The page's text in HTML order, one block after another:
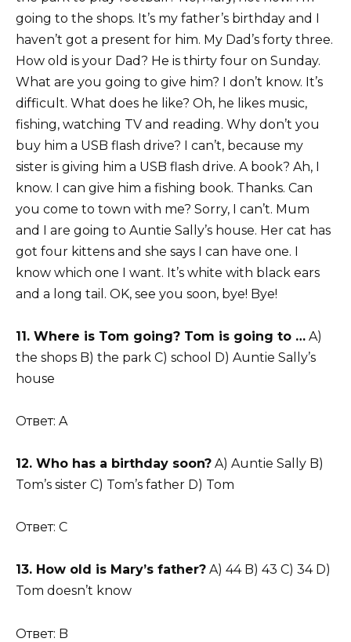
going to the shops. It’s my father’s birthday and I
haven’t got a present for him. My Dad’s forty three.
How old is your Dad? He is thirty four on Sunday.
What are you going to give him? I don’t know. It’s
difficult. What does he like? Oh, he likes music,
fishing, watching TV and reading. Why don’t you
buy him a USB flash drive? I can’t, because my
sister is giving him a USB flash drive. A book? Ah, I
know. I can give him a fishing book. Thanks. Can
you come to town with me? Sorry, I can’t. Mum
and I are going to Auntie Sally’s house. Her cat has
got four kittens and she says I can have one. I
know which one I want. It’s white with black ears
and a long tail. OK, see you soon, bye! Bye!
11. Where is Tom going? Tom is going to … A)
the shops B) the park C) school D) Auntie Sally’s
house
Ответ: A
12. Who has a birthday soon? A) Auntie Sally B)
Tom’s sister C) Tom’s father D) Tom
Ответ: C
13. How old is Mary’s father? A) 44 B) 43 C) 34 D)
Tom doesn’t know
Ответ: B